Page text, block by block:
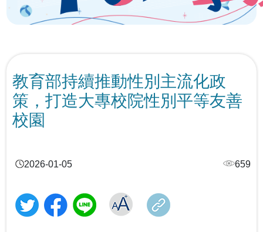
教育輔具支持多元學習-教育部辦理115年身心障礙學生
教育輔具知能研討會
強化全民國防與防救災量能-政大與美和科大攜手辦理毒
化災應變實作訓練
理暑假營隊活動
教育部辦理「全民國防教育暨防衛動員學術研討會」
線上線下全面共同守護校園—115年大專校院跟蹤騷擾暨
數位／網路性別暴力防治研討會
強化「喪屍煙彈」校園防制 教育部以「辨風險、阻來
當霧霾散去，閃耀耀眼的燦爛陽光-談大專特教生之校園
跨域翻轉諮商環境：教育部「學美．耕心」計畫見證校
園溫暖蛻變
春暉愛傳遞！教育部攜手績優志工，共築跨域防毒、反
詐防護網
傷害整體效能
CONTENTS目錄
「跨越城鄉．反毒聯防」紙風車青少年反毒戲劇工程巡
演跨校接駁計畫啟動
大專校院響應性別平等教育日活動 共同營造友善校園環
大手牽小手 社團齊步走-114年大專校院社團帶動中小學
中區大專校院學生輔導工作協調諮詢中心 串連專業力
跨越年齡的性別平權實踐，《性別平等教育季刊》第111
期引領高齡人生新圖像
「義」氣風發、「社」我其誰！115年全國大專校院學生
115學年度身心障礙學生升學大專校院甄試 3月19日開放
教育部持續推動性別主流化政
策，打造大專校院性別平等友善
校園
2026-01-05 659